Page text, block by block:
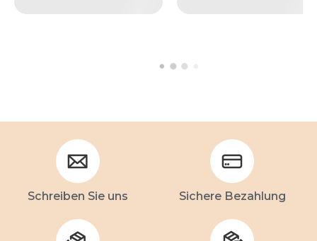
Schreiben Sie uns Sichere Bezahlung